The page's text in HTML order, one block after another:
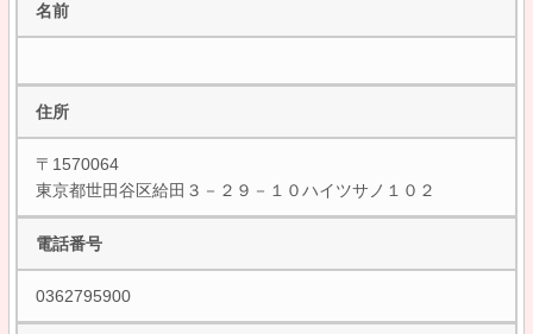
名前
住所
〒1570064
東京都世田谷区給田３－２９－１０ハイツサノ１０２
電話番号
0362795900